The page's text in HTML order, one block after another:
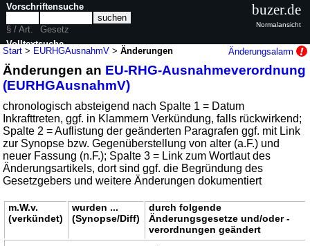
Start > EURHGAusnahmV >Änderungen Änderungsalarm
Änderungen an EU-RHG-Ausnahmeverordnung
(EURHGAusnahmV)
chronologisch absteigend nach Spalte 1 = Datum
Inkrafttreten, ggf. in Klammern Verkündung, falls rückwirkend;
Spalte 2 = Auflistung der geänderten Paragrafen ggf. mit Link
zur Synopse bzw. Gegenüberstellung von alter (a.F.) und
neuer Fassung (n.F.); Spalte 3 = Link zum Wortlaut des
Änderungsartikels, dort sind ggf. die Begründung des
Gesetzgebers und weitere Änderungen dokumentiert
m.W.v.
(verkündet)
wurden ...
(Synopse/Diff)
durch folgende
Änderungsgesetze und/oder -
verordnungen geändert
Vorschriftensuche
§ / Art.
Gesetz
Volltextsuche
nur in EURHGAusnahmV
buzer.de
Normalansicht